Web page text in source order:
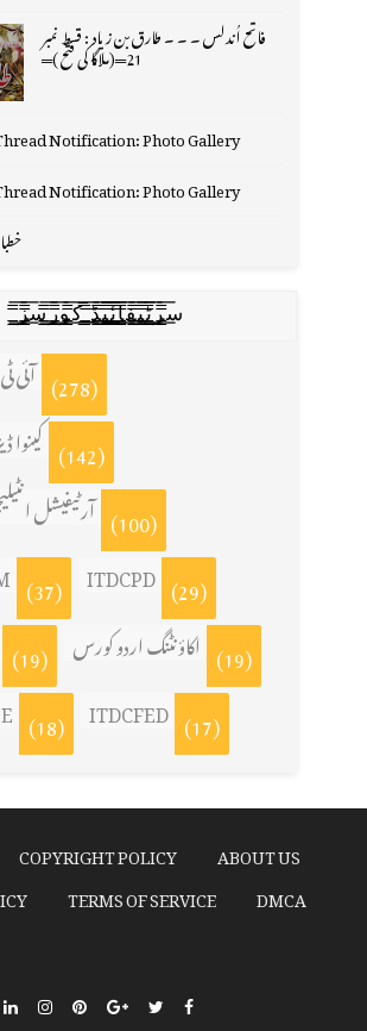
فاتح اُندلس ۔ ۔ ۔ طارق بن زیاد : قسط نمبر
21═(ملاگا کی فتح )═
Notification: Photo Gallery
Notification: Photo Gallery
س̳̿͟͞ر̳̿͟͞ٹ̳̿͟͞ی̳̿͟͞ف̳̿͟͞ا̳̿͟͞ي̳̳̿ٔ̿͟͟͞͞ی̳̿͟͞ڈ̳̿͟͞ ̳̿͟͞ک̳̿͟͞و̳̿͟͞ر̳̿͟͞س̳̿͟͞ز̳̿͟͞
آئی (278)
(142)
آرٹیفیشل (100)
(37) ITDCPD (29)
(19) اکاؤنٹنگ اردو کورس (19)
(18) ITDCFED (17)
ABOUT US
COPYRIGHT POLICY
DMCA
TERMS OF SERVICE